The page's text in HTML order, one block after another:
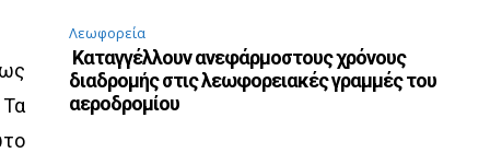
Λεωφορεία
Καταγγέλλουν ανεφάρμοστους χρόνους
διαδρομής στις λεωφορειακές γραμμές του
αεροδρομίου